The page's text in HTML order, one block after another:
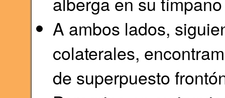
A ambos lados,
colaterales,
de superpuesto